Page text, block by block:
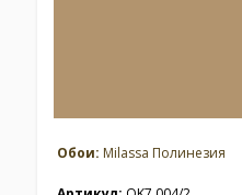
Обои: Milassa Полинезия